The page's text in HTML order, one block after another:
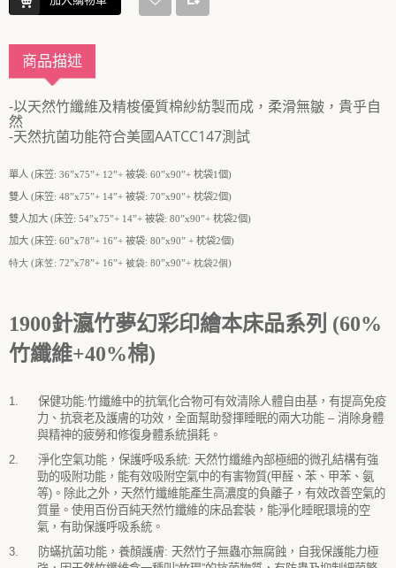
商品描述
-以天然竹纖維及精梭優質棉紗紡製而成，柔滑無皺，貴乎自
然
-天然抗菌功能符合美國AATCC147測試
單人 (床笠: 36”x75”+ 12”+ 被袋: 60”x90”+ 枕袋1個)
雙人 (床笠: 48”x75”+ 14”+ 被袋: 70”x90”+ 枕袋2個)
雙人加大 ( 床笠: 54”x75”+ 14”+ 被袋: 80”x90”+ 枕袋2個)
加大 ( 床笠: 60”x78”+ 16”+ 被袋: 80”x90” + 枕袋2個)
特大 (床笠: 72”x78”+ 16”+ 被袋: 80”x90”+ 枕袋2個)
1900針瀛竹夢幻彩印繪本床品系列 (60%
竹纖維+40%棉)
1. 保健功能:竹纖維中的抗氧化合物可有效清除人體自由基，有提高免疫
力、抗衰老及護膚的功效，全面幫助發揮睡眠的兩大功能 – 消除身體
與精神的疲勞和修復身體系統損耗。
2.
淨化空氣功能，保護呼吸系統: 天然竹纖維內部極細的微孔結構有強
勁的吸附功能，能有效吸附空氣中的有害物質(甲醛、苯、甲苯、氨
等) 。除此之外，天然竹纖維能產生高濃度的負離子，有效改善空氣的
質量。使用百份百純天然竹纖維的床品套裝，能淨化睡眠環境的空
氣，有助保護呼吸系統。
3.
防蟎抗菌功能，養顏護膚: 天然竹子無蟲亦無腐蝕，自我保護能力極